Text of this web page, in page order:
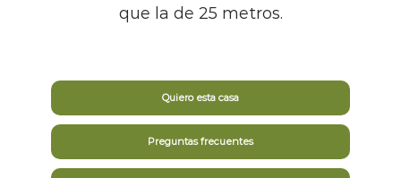
que la de 25 metros.
Quiero esta casa
Preguntas frecuentes